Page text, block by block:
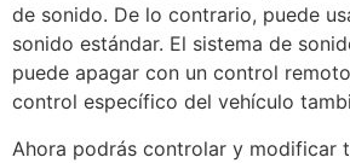
de sonido. De lo contrario, puede
sonido estándar. El sistema de
puede apagar con un control
control específico del vehículo
Ahora podrás controlar y modificar